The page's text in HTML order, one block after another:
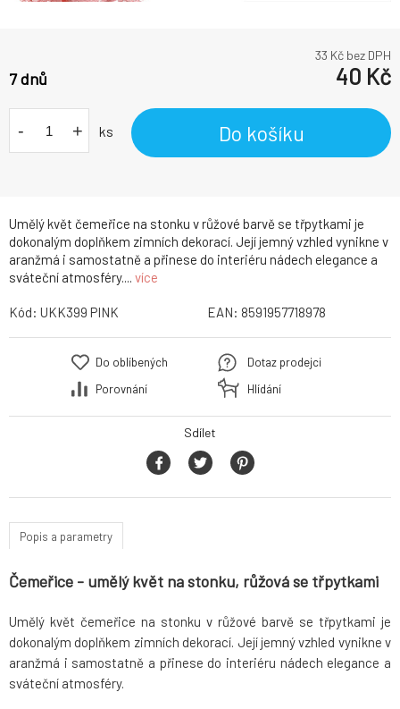
Umělý květ čemeřice na stonku v růžové barvě se třpytkami je
dokonalým doplňkem zimních dekorací. Její jemný vzhled vynikne v
aranžmá i samostatně a přinese do interiéru nádech elegance a
sváteční atmosféry.... více
33 Kč bez DPH
7 dnů 40 Kč
- + ks Do košíku
Kód: UKK399 PINK EAN: 8591957718978
Do oblíbených
Porovnání
Dotaz prodejci
Hlídání
Sdílet
Popis a parametry
Čemeřice - umělý květ na stonku, růžová se třpytkami
Umělý květ čemeřice na stonku v růžové barvě se třpytkami je
dokonalým doplňkem zimních dekorací. Její jemný vzhled vynikne v
aranžmá i samostatně a přinese do interiéru nádech elegance a
sváteční atmosféry.